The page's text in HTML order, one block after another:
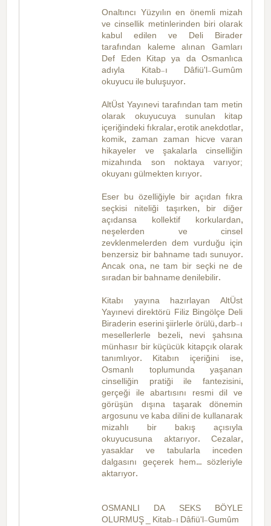
Onaltıncı Yüzyılın en önemli mizah
ve cinsellik metinlerinden biri olarak
kabul edilen ve Deli Birader
tarafından kaleme alınan Gamları
Def Eden Kitap ya da Osmanlıca
adıyla Kitab-ı Dâfiü'l-Gumûm
okuyucu ile buluşuyor.
AltÜst Yayınevi tarafından tam metin
olarak okuyucuya sunulan kitap
içeriğindeki fıkralar, erotik anekdotlar,
komik, zaman zaman hicve varan
hikayeler ve şakalarla cinselliğin
mizahında son noktaya varıyor;
okuyanı gülmekten kırıyor.
Eser bu özelliğiyle bir açıdan fıkra
seçkisi niteliği taşırken, bir diğer
açıdansa kollektif korkulardan,
neşelerden ve cinsel
zevklenmelerden dem vurduğu için
benzersiz bir bahname tadı sunuyor.
Ancak ona, ne tam bir seçki ne de
sıradan bir bahname denilebilir.
Kitabı yayına hazırlayan AltÜst
Yayınevi direktörü Filiz Bingölçe Deli
Biraderin eserini şiirlerle örülü, darb-ı
mesellerlerle bezeli, nevi şahsına
münhasır bir küçücük kitapçık olarak
tanımlıyor. Kitabın içeriğini ise,
Osmanlı toplumunda yaşanan
cinselliğin pratiği ile fantezisini,
gerçeği ile abartısını resmi dil ve
görüşün dışına taşarak dönemin
argosunu ve kaba dilini de kullanarak
mizahlı bir bakış açısıyla
okuyucusuna aktarıyor. Cezalar,
yasaklar ve tabularla inceden
dalgasını geçerek hem... sözleriyle
aktarıyor.
OSMANLI DA SEKS BÖYLE
OLURMUŞ _ Kitab-ı Dâfiü'l-Gumûm